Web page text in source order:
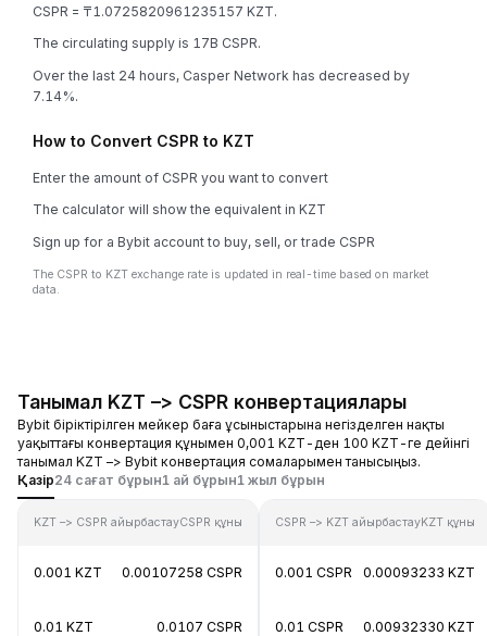
CSPR = ₸1.0725820961235157 KZT.
The circulating supply is 17B CSPR.
Over the last 24 hours, Casper Network has decreased by
7.14%.
How to Convert CSPR to KZT
Enter the amount of CSPR you want to convert
The calculator will show the equivalent in KZT
Sign up for a Bybit account to buy, sell, or trade CSPR
The CSPR to KZT exchange rate is updated in real-time based on market
data.
Танымал KZT –> CSPR конвертациялары
Bybit біріктірілген мейкер баға ұсыныстарына негізделген нақты
уақыттағы конвертация құнымен 0,001 KZT-ден 100 KZT-ге дейінгі
танымал KZT –> Bybit конвертация сомаларымен танысыңыз.
Қазір24 сағат бұрын1 ай бұрын1 жыл бұрын
KZT –> CSPR айырбастауCSPR құны
0.001 KZT 0.00107258 CSPR
0.01 KZT 0.0107 CSPR
CSPR –> KZT айырбастауKZT құны
0.001 CSPR 0.00093233 KZT
0.01 CSPR 0.00932330 KZT